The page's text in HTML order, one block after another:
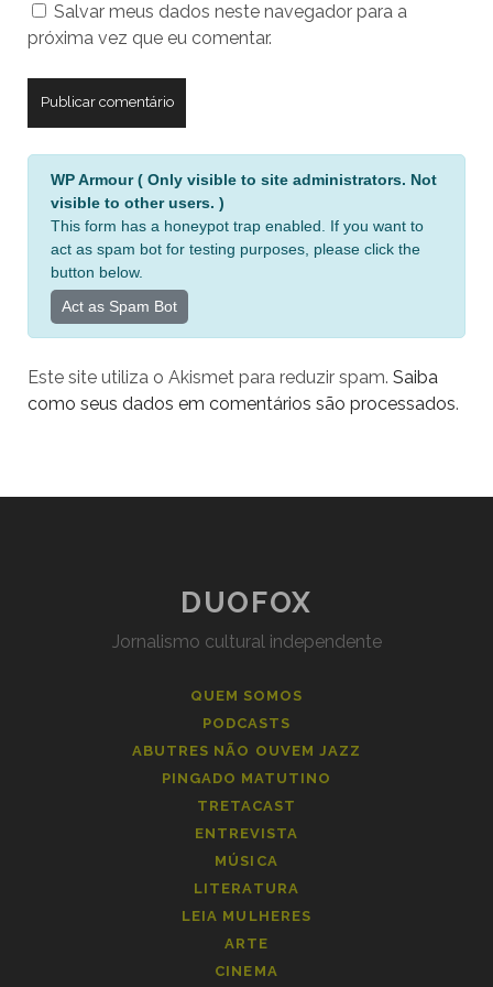
seu
site
Salvar meus dados neste navegador para a
próxima vez que eu comentar.
i
v
WP Armour ( Only visible to site administrators. Not
visible to other users. )
This form has a honeypot trap enabled. If you want to
act as spam bot for testing purposes, please click the
button below.
Act as Spam Bot
Este site utiliza o Akismet para reduzir spam. Saiba
como seus dados em comentários são processados.
DUOFOX
Jornalismo cultural independente
QUEM SOMOS
PODCASTS
ABUTRES NÃO OUVEM JAZZ
PINGADO MATUTINO
TRETACAST
ENTREVISTA
MÚSICA
LITERATURA
LEIA MULHERES
ARTE
CINEMA